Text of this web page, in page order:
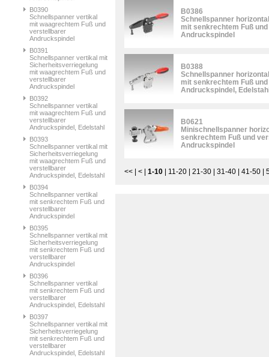
B0390
Schnellspanner vertikal
mit waagrechtem Fuß und
verstellbarer
Andruckspindel
B0391
Schnellspanner vertikal mit
Sicherheitsverriegelung
mit waagrechtem Fuß und
verstellbarer
Andruckspindel
B0392
Schnellspanner vertikal
mit waagrechtem Fuß und
verstellbarer
Andruckspindel, Edelstahl
B0393
Schnellspanner vertikal mit
Sicherheitsverriegelung
mit waagrechtem Fuß und
verstellbarer
Andruckspindel, Edelstahl
B0394
Schnellspanner vertikal
mit senkrechtem Fuß und
verstellbarer
Andruckspindel
B0395
Schnellspanner vertikal mit
Sicherheitsverriegelung
mit senkrechtem Fuß und
verstellbarer
Andruckspindel
B0396
Schnellspanner vertikal
mit senkrechtem Fuß und
verstellbarer
Andruckspindel, Edelstahl
B0397
Schnellspanner vertikal mit
Sicherheitsverriegelung
mit senkrechtem Fuß und
verstellbarer
Andruckspindel, Edelstahl
B0386
Schnellspanner horizontal
mit senkrechtem Fuß
Andruckspindel
B0388
Schnellspanner horizontal
mit senkrechtem Fuß
Andruckspindel,
B0621
Minischnellspanner
senkrechtem Fuß und
Andruckspindel
<< < 1-10 11-20 21-30 31-40 41-50